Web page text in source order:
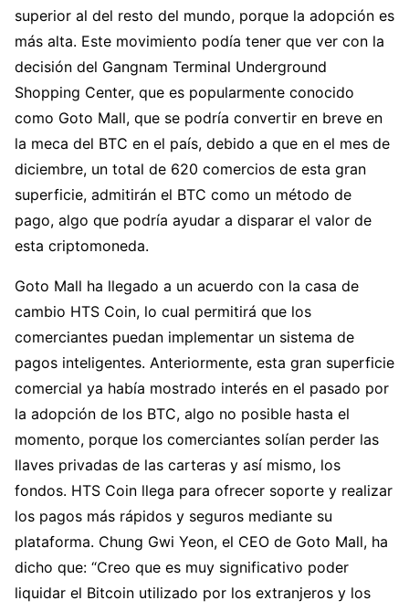
superior al del resto del mundo, porque la adopción es
más alta. Este movimiento podía tener que ver con la
decisión del Gangnam Terminal Underground
Shopping Center, que es popularmente conocido
como Goto Mall, que se podría convertir en breve en
la meca del BTC en el país, debido a que en el mes de
diciembre, un total de 620 comercios de esta gran
superficie, admitirán el BTC como un método de
pago, algo que podría ayudar a disparar el valor de
esta criptomoneda.
Goto Mall ha llegado a un acuerdo con la casa de
cambio HTS Coin, lo cual permitirá que los
comerciantes puedan implementar un sistema de
pagos inteligentes. Anteriormente, esta gran superficie
comercial ya había mostrado interés en el pasado por
la adopción de los BTC, algo no posible hasta el
momento, porque los comerciantes solían perder las
llaves privadas de las carteras y así mismo, los
fondos. HTS Coin llega para ofrecer soporte y realizar
los pagos más rápidos y seguros mediante su
plataforma. Chung Gwi Yeon, el CEO de Goto Mall, ha
dicho que: “Creo que es muy significativo poder
liquidar el Bitcoin utilizado por los extranjeros y los